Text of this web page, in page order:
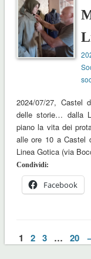
2024/07/27, Castel
delle storie… dalla
piano la vita dei
alle ore 10 a Castel
Linea Gotica (via
Condividi:
Facebook
1 2 3 … 20